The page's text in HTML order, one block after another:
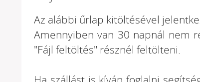
Az alábbi űrlap kitöltésével
Amennyiben van 30 napnál nem
"Fájl feltöltés" résznél feltölteni.